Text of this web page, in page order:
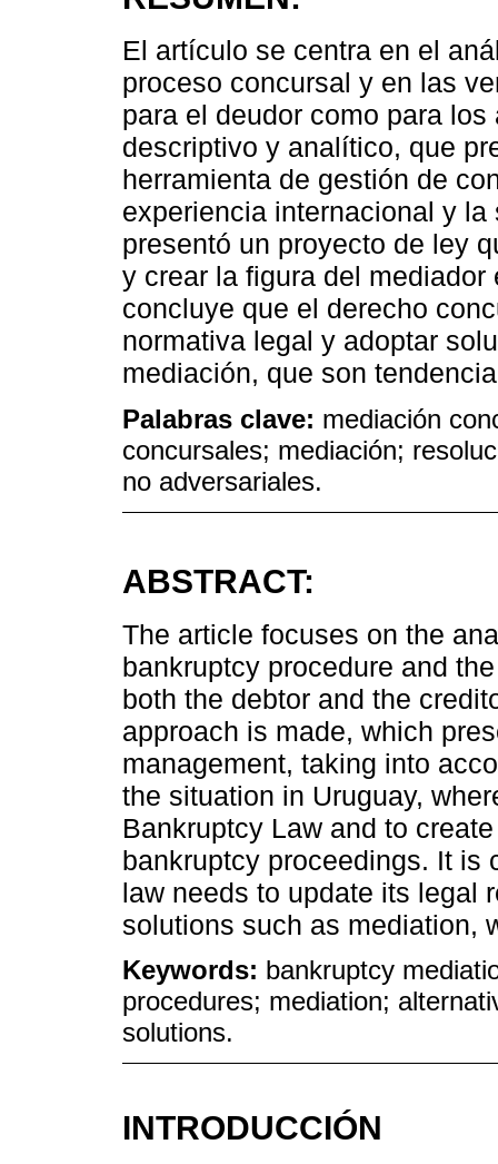
El artículo se centra en el
proceso concursal y en las
para el deudor como para
descriptivo y analítico, que
herramienta de gestión de
experiencia internacional y
presentó un proyecto de ley
y crear la figura del
concluye que el derecho
normativa legal y adoptar
mediación, que son
Palabras clave: mediación
concursales; mediación;
no adversariales.
ABSTRACT:
The article focuses on the
bankruptcy procedure and
both the debtor and the
approach is made, which
management, taking into
the situation in Uruguay,
Bankruptcy Law and to
bankruptcy proceedings. It is
law needs to update its legal
solutions such as mediation,
Keywords: bankruptcy
procedures; mediation;
solutions.
INTRODUCCIÓN